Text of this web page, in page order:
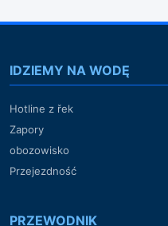
IDZIEMY NA WODĘ
Hotline z řek
Zapory
obozowisko
Przejezdność
PRZEWODNIK